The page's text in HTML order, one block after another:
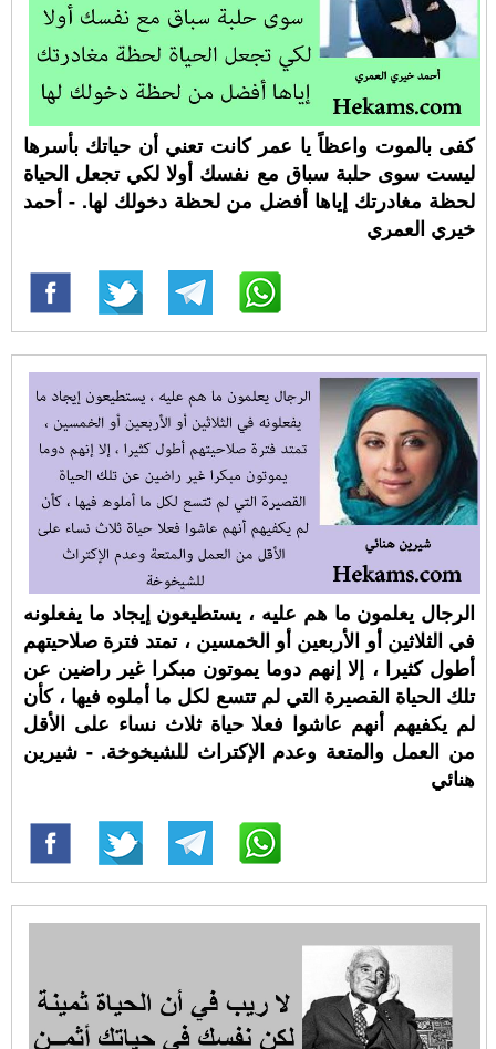
كفى بالموت واعظاً يا عمر كانت تعني أن حياتك بأسرها
ليست سوى حلبة سباق مع نفسك أولا لكي تجعل الحياة
لحظة مغادرتك إياها أفضل من لحظة دخولك لها. - أحمد
خيري العمري
الرجال يعلمون ما هم عليه ، يستطيعون إيجاد ما يفعلونه
في الثلاثين أو الأربعين أو الخمسين ، تمتد فترة صلاحيتهم
أطول كثيرا ، إلا إنهم دوما يموتون مبكرا غير راضين عن
تلك الحياة القصيرة التي لم تتسع لكل ما أملوه فيها ، كأن
لم يكفيهم أنهم عاشوا فعلا حياة ثلاث نساء على الأقل
من العمل والمتعة وعدم الإكتراث للشيخوخة. - شيرين
هنائي